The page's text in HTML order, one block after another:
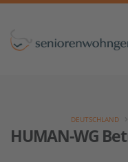
HUMAN-WG
DEUTSCHLAND